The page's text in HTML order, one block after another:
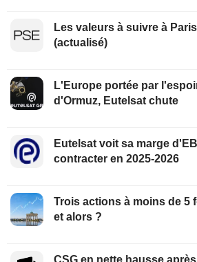
Les valeurs à suivre à
(actualisé)
L'Europe portée par
d'Ormuz, Eutelsat chute
Eutelsat voit sa marge
contracter en 2025-2026
Trois actions à moins de 5
et alors ?